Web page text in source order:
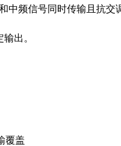
频信号同时传输且抗交
出。
覆盖